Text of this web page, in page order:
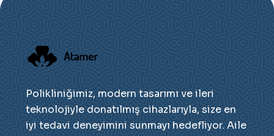
Polikliniğimiz, modern tasarımı ve ileri
teknolojiyle donatılmış cihazlarıyla, size en
iyi tedavi deneyimini sunmayı hedefliyor. Aile